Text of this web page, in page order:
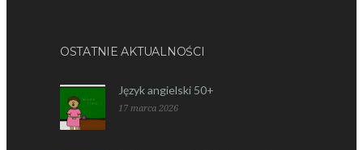
OSTATNIE AKTUALNOŚCI
Język angielski 50+
17 marca 2026